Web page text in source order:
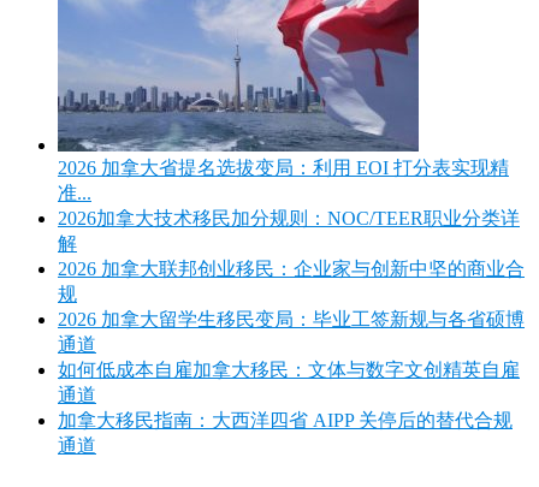
2026 加拿大省提名选拔变局：利用 EOI 打分表实现精
准...
2026加拿大技术移民加分规则：NOC/TEER职业分类详
解
2026 加拿大联邦创业移民：企业家与创新中坚的商业合
规
2026 加拿大留学生移民变局：毕业工签新规与各省硕博
通道
如何低成本自雇加拿大移民：文体与数字文创精英自雇
通道
加拿大移民指南：大西洋四省 AIPP 关停后的替代合规
通道